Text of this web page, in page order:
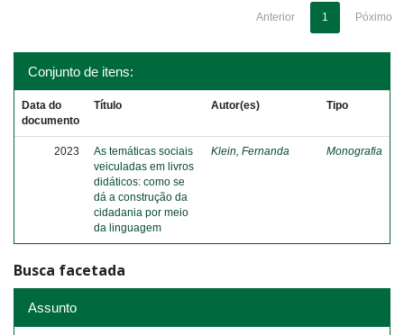
Anterior 1 Póximo
Conjunto de itens:
Data do
documento
Título Autor(es) Tipo
2023
As temáticas sociais
veiculadas em livros
didáticos: como se
dá a construção da
cidadania por meio
da linguagem
Klein, Fernanda Monografia
Busca facetada
Assunto